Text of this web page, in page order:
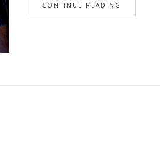
CONTINUE READING